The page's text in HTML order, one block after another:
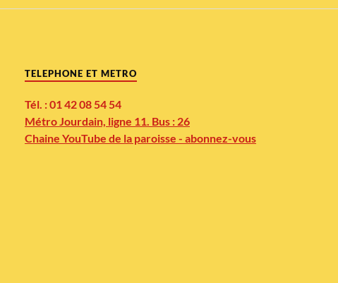
TELEPHONE ET METRO
Tél. : 01 42 08 54 54
Métro Jourdain, ligne 11. Bus : 26
Chaine YouTube de la paroisse - abonnez-vous